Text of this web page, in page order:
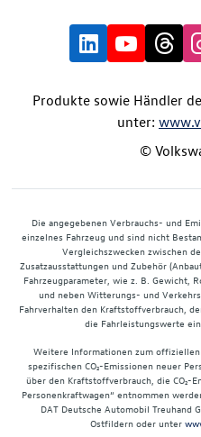
Produkte sowie Händler
unter:
©
Die angegebenen Verbrauchs- und
einzelnes Fahrzeug und sind nicht
Vergleichszwecken zwischen
Zusatzausstattungen und Zubehör
Fahrzeugparameter, wie z. B. Gewicht,
und neben Witterungs- und
Fahrverhalten den Kraftstoffverbrauch,
die Fahrleistungswerte
Weitere Informationen zum
spezifischen CO₂-Emissionen neuer
über den Kraftstoffverbrauch, die CO₂-
Personenkraftwagen“ entnommen
DAT Deutsche Automobil Treuhand
Ostfildern oder unter